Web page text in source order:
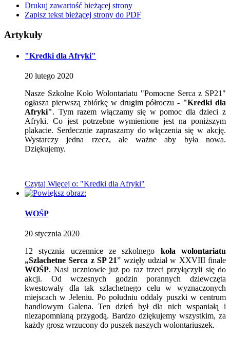
Drukuj zawartość bieżącej strony
Zapisz tekst bieżącej strony do PDF
Artykuły
"Kredki dla Afryki"
20 lutego 2020
Nasze Szkolne Koło Wolontariatu "Pomocne Serca z SP21"
ogłasza pierwszą zbiórkę w drugim półroczu - "Kredki dla
Afryki". Tym razem włączamy się w pomoc dla dzieci z
Afryki. Co jest potrzebne wymienione jest na poniższym
plakacie. Serdecznie zapraszamy do włączenia się w akcję.
Wystarczy jedna rzecz, ale ważne aby była nowa.
Dziękujemy.
Czytaj Więcej o: "Kredki dla Afryki"
WOŚP
20 stycznia 2020
12 stycznia uczennice ze szkolnego koła wolontariatu
„Szlachetne Serca z SP 21” wzięły udział w XXVIII finale
WOŚP. Nasi uczniowie już po raz trzeci przyłączyli się do
akcji. Od wczesnych godzin porannych dziewczęta
kwestowały dla tak szlachetnego celu w wyznaczonych
miejscach w Jeleniu. Po południu oddały puszki w centrum
handlowym Galena. Ten dzień był dla nich wspaniałą i
niezapomnianą przygodą. Bardzo dziękujemy wszystkim, za
każdy grosz wrzucony do puszek naszych wolontariuszek.